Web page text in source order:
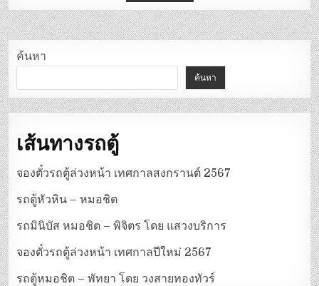
ค้นหา
ค้นหา
เส้นทางรถตู้
จองตั๋วรถตู้ล่วงหน้า เทศกาลสงกรานต์ 2567
รถตู้หัวหิน – หมอชิต
รถมินิบัส หมอชิต – พิจิตร โดย แสวงบริการ
จองตั๋วรถตู้ล่วงหน้า เทศกาลปีใหม่ 2567
รถตู้หมอชิต – พัทยา โดย วงสายทองทัวร์